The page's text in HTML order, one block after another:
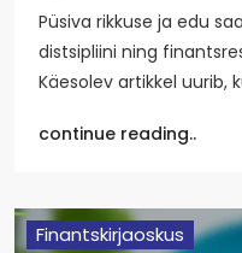
Püsiva rikkuse ja edu
distsipliini ning
Käesolev artikkel uurib,
continue reading..
Finantskirjaoskus